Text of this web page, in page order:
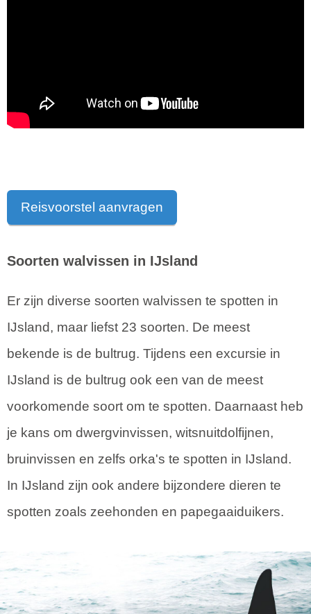
Reisvoorstel aanvragen
Soorten walvissen in IJsland
Er zijn diverse soorten walvissen te spotten in
IJsland, maar liefst 23 soorten. De meest
bekende is de bultrug. Tijdens een excursie in
IJsland is de bultrug ook een van de meest
voorkomende soort om te spotten. Daarnaast heb
je kans om dwergvinvissen, witsnuitdolfijnen,
bruinvissen en zelfs orka's te spotten in IJsland.
In IJsland zijn ook andere bijzondere dieren te
spotten zoals zeehonden en papegaaiduikers.